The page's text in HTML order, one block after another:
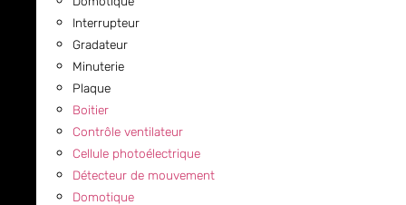
Interrupteur
Gradateur
Minuterie
Plaque
Boitier
Contrôle ventilateur
Cellule photoélectrique
Détecteur de mouvement
Domotique